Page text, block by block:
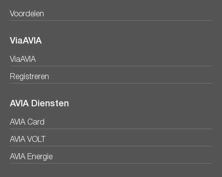
Voordelen
ViaAVIA
ViaAVIA
Registreren
AVIA Diensten
AVIA Card
AVIA VOLT
AVIA Energie